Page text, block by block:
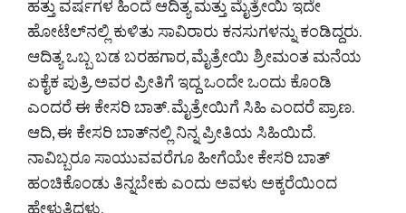
ಹತ್ತು ವರ್ಷಗಳ ಹಿಂದೆ ಆದಿತ್ಯ ಮತ್ತು ಮೈತ್ರೇಯಿ ಇದೇ
ಹೋಟೆಲ್‌ನಲ್ಲಿ ಕುಳಿತು ಸಾವಿರಾರು ಕನಸುಗಳನ್ನು ಕಂಡಿದ್ದರು.
ಆದಿತ್ಯ ಒಬ್ಬ ಬಡ ಬರಹಗಾರ, ಮೈತ್ರೇಯಿ ಶ್ರೀಮಂತ ಮನೆಯ
ಏಕೈಕ ಪುತ್ರಿ. ಅವರ ಪ್ರೀತಿಗೆ ಇದ್ದ ಒಂದೇ ಒಂದು ಕೊಂಡಿ
ಎಂದರೆ ಈ ಕೇಸರಿ ಬಾತ್. ಮೈತ್ರೇಯಿಗೆ ಸಿಹಿ ಎಂದರೆ ಪ್ರಾಣ.
ಆದಿ, ಈ ಕೇಸರಿ ಬಾತ್‌ನಲ್ಲಿ ನಿನ್ನ ಪ್ರೀತಿಯ ಸಿಹಿಯಿದೆ.
ನಾವಿಬ್ಬರೂ ಸಾಯುವವರೆಗೂ ಹೀಗೆಯೇ ಕೇಸರಿ ಬಾತ್
ಹಂಚಿಕೊಂಡು ತಿನ್ನಬೇಕು ಎಂದು ಅವಳು ಅಕ್ಕರೆಯಿಂದ